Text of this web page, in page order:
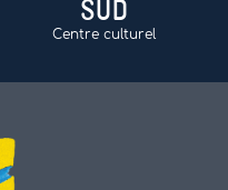
Centre culturel